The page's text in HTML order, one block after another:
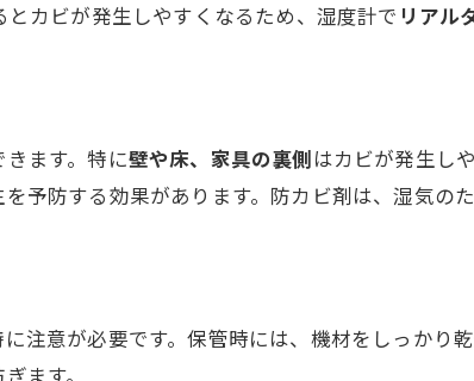
カビが発生しやすくなるため、湿度計で リアル
ます。特に壁や床、家具の裏側はカビが発生し
予防する効果があります。防カビ剤は、湿気の
に注意が必要です。保管時には、機材をしっかり
ます。